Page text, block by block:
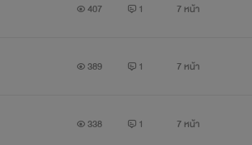
407 1 7 หน้า
389 1 7 หน้า
338 1 7 หน้า